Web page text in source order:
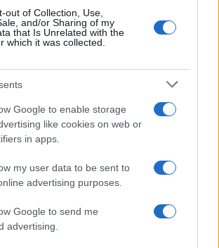
out of Collection, Use,
and/or Sharing of my
that Is Unrelated with the
which it was collected.
Google to enable storage
like cookies on web or
in apps.
my user data to be sent to
advertising purposes.
Google to send me
advertising.
kolonoskopiju na svakih 10
od 45. godine, dok se kod osoba s
skrining započinje ranije.
pregled cijelog
testova stolice ili CT kolonografije
Ukoliko alternativni test
neophodna je
pluća također može spasiti život.
obavlja pomoću niskodozne
tomografije grudnog koša, koja
ranih znakova bolesti.